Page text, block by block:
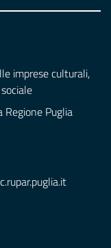
imprese culturali,
Regione Puglia